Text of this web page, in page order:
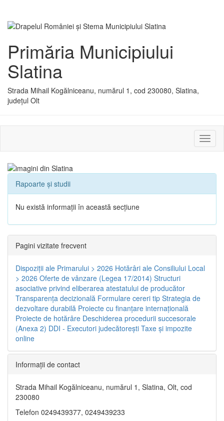
Primăria Municipiului
Slatina
Strada Mihail Kogălniceanu, numărul 1, cod 230080, Slatina,
județul Olt
sau
Rapoarte și studii
Nu există informații în această secțiune
Pagini vizitate frecvent
Dispoziţii ale Primarului > 2026 Hotărâri ale Consiliului Local
> 2026 Oferte de vânzare (Legea 17/2014) Structuri
asociative privind eliberarea atestatului de producător
Transparenţa decizională Formulare cereri tip Strategia de
dezvoltare durabilă Proiecte cu finanţare internaţională
Proiecte de hotărâre Deschiderea procedurii succesorale
(Anexa 2) DDI - Executori judecătorești Taxe şi impozite
online
Informaţii de contact
Strada Mihail Kogălniceanu, numărul 1, Slatina, Olt, cod
230080
Telefon 0249439377, 0249439233